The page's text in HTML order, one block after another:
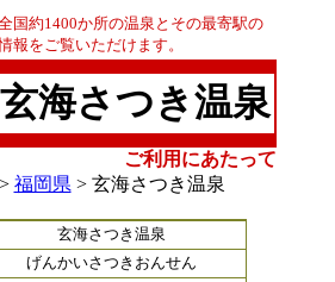
国約1400か所の温泉とその最寄駅の
報をご覧いただけます。
玄海さつき温泉
ご利用にあたって
> 福岡県 > 玄海さつき温泉
玄海さつき温泉
げんかいさつきおんせん